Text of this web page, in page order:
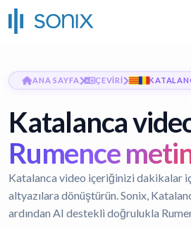
ANA SAYFA ÇEVIRI
Katalanca
Rumence
Katalanca video içeriğinizi dakikalar
altyazılara dönüştürün. Sonix,
ardından AI destekli doğrulukla